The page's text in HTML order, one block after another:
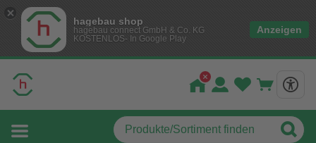
hagebau shop
hagebau connect GmbH & Co. KG
KOSTENLOS- In Google Play
Anzeigen